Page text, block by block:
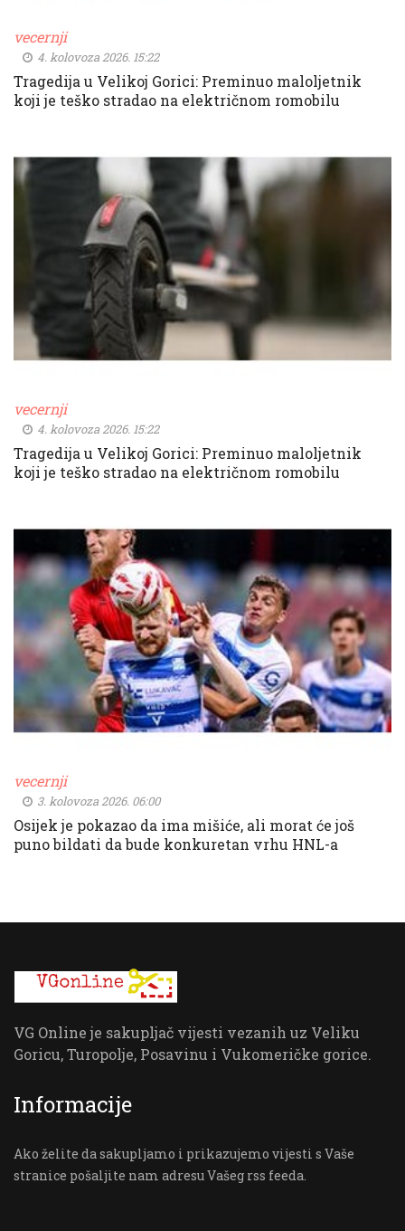
vecernji
4. kolovoza 2026. 15:22
Tragedija u Velikoj Gorici: Preminuo maloljetnik
koji je teško stradao na električnom romobilu
vecernji
4. kolovoza 2026. 15:22
Tragedija u Velikoj Gorici: Preminuo maloljetnik
koji je teško stradao na električnom romobilu
vecernji
3. kolovoza 2026. 06:00
Osijek je pokazao da ima mišiće, ali morat će još
puno bildati da bude konkuretan vrhu HNL-a
VG Online je sakupljač vijesti vezanih uz Veliku
Goricu, Turopolje, Posavinu i Vukomeričke gorice.
Informacije
Ako želite da sakupljamo i prikazujemo vijesti s Vaše
stranice pošaljite nam adresu Vašeg rss feeda.